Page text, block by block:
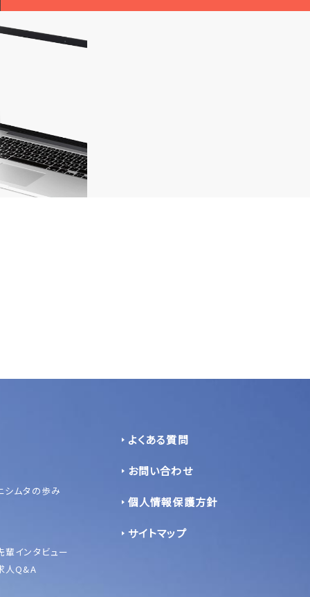
シムタの歩み
輩インタビュー
人Q&A
よくある質問
お問い合わせ
個人情報保護方針
サイトマップ